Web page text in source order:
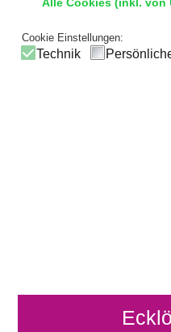
Alle Cookies (inkl. von
Cookie Einstellungen:
Technik